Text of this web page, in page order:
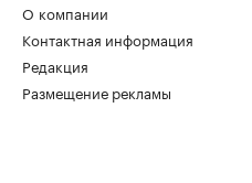
О компании
Контактная информация
Редакция
Размещение рекламы